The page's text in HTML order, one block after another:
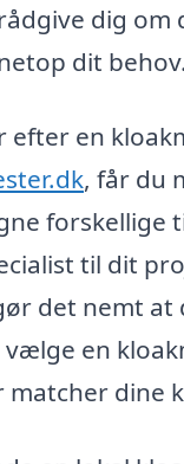
dig om
dit behov.
efter en
, får du
forskellige
til dit
det nemt at
en
matcher dine